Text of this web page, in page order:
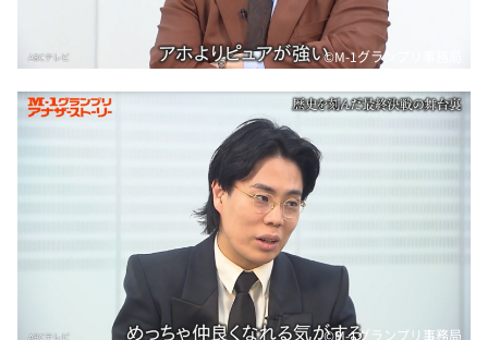
©️M-1グランプリ事務局
©️M-1グランプリ事務局